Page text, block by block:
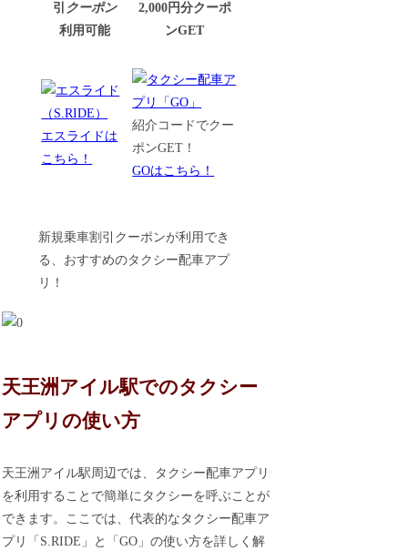
引 クーポン
利用可能
2,000円分クーポ
ンGET
エスライドは
こちら！
紹介コードでクー
ポンGET！
GOはこちら！
新規乗車割引クーポンが利用でき
る、おすすめのタクシー配車アプ
リ！
天王洲アイル駅でのタクシー
アプリの使い方
天王洲アイル駅周辺では、タクシー配車アプリ
を利用することで簡単にタクシーを呼ぶことが
できます。ここでは、代表的なタクシー配車ア
プリ「S.RIDE」と「GO」の使い方を詳しく解